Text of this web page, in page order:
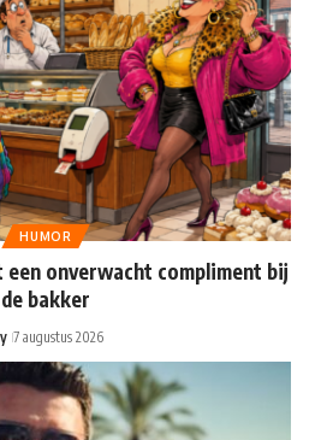
HUMOR
onverwacht compliment bij
de bakker
7 augustus 2026